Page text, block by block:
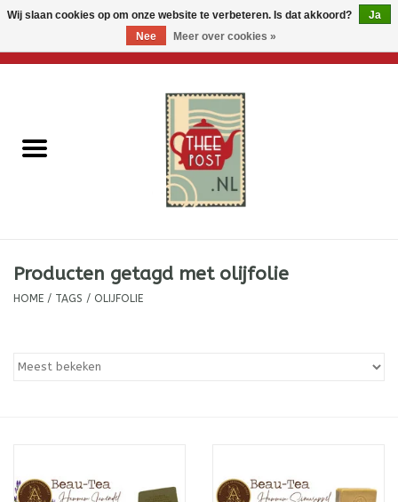
Losse thee
Shop-in-Shop
Producten getagd met olijfolie
HOME / TAGS / OLIJFOLIE
Wij slaan cookies op om onze website te verbeteren. Is dat akkoord?
Ja
Nee
Meer over cookies »